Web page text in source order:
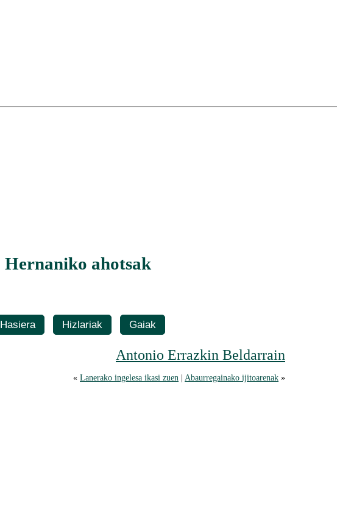
Hernaniko ahotsak
Hasiera Hizlariak Gaiak
Antonio Errazkin Beldarrain
« Lanerako ingelesa ikasi zuen | Abaurregainako ijitoarenak »